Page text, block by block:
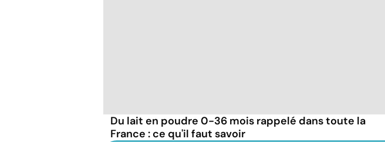
Du lait en poudre 0-36 mois rappelé dans toute la
France : ce qu'il faut savoir